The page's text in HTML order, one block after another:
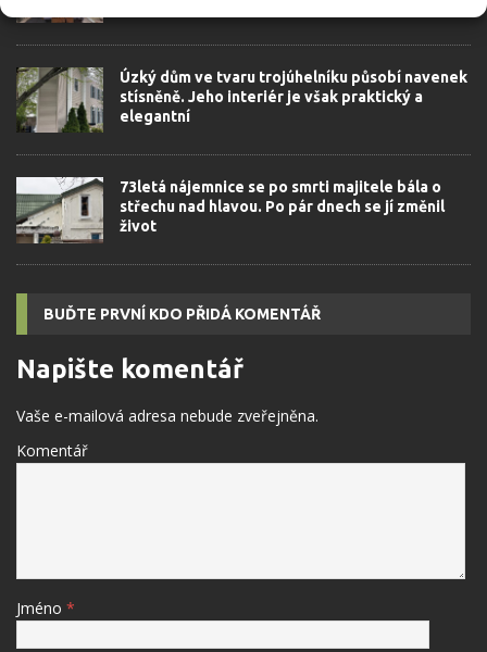
Úzký dům ve tvaru trojúhelníku působí navenek
stísněně. Jeho interiér je však praktický a
elegantní
73letá nájemnice se po smrti majitele bála o
střechu nad hlavou. Po pár dnech se jí změnil
život
BUĎTE PRVNÍ KDO PŘIDÁ KOMENTÁŘ
Napište komentář
Vaše e-mailová adresa nebude zveřejněna.
Komentář
Jméno *